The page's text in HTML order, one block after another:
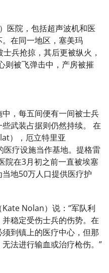
医院，包括超声波机和医
在同一地区，塞美玛
兵抢掠，其后更被纵火，
则被飞弹击中，产房被摧
，每五间便有一间被士兵
武装占据则仍然持续。 在
），厄立特里亚
医疗设施当作基地。提格雷
院在3月初之前一直被埃塞
地50万人口提供医疗护
Nolan）说：“军队利
稳定受伤士兵的伤势。在
到镇上的医疗中心，但那
法进行输血或治疗枪伤。”